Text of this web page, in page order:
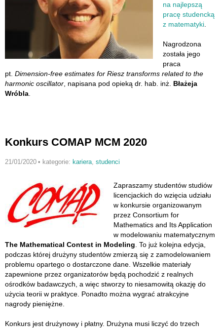
na najlepszą
pracę studencką
z matematyki
Nagrodzona
została jego
praca
pt. Dimension-free estimates for Riesz transforms related to the
harmonic oscillator , napisana pod opieką dr. hab. inż. Błażeja
Wróbla
Konkurs COMAP MCM 2020
21/01/2020 • kategorie: kariera, studenci
Zapraszamy studentów studiów
licencjackich do wzięcia udziału
w konkursie organizowanym
przez Consortium for
Mathematics and Its Application
w modelowaniu matematycznym
The Mathematical Contest in Modeling . To już kolejna edycja,
podczas której drużyny studentów zmierzą się z zamodelowaniem
problemu opartego o dostarczone dane. Wszelkie materiały
zapewnione przez organizatorów będą pochodzić z realnych
ośrodków badawczych, a więc stworzy to niesamowitą okazję do
użycia teorii w praktyce. Ponadto można wygrać atrakcyjne
nagrody pieniężne.
Konkurs jest drużynowy i płatny. Drużyna musi liczyć do trzech